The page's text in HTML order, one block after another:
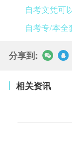
自考文凭可
自考专/本全
分享到:
相关资讯